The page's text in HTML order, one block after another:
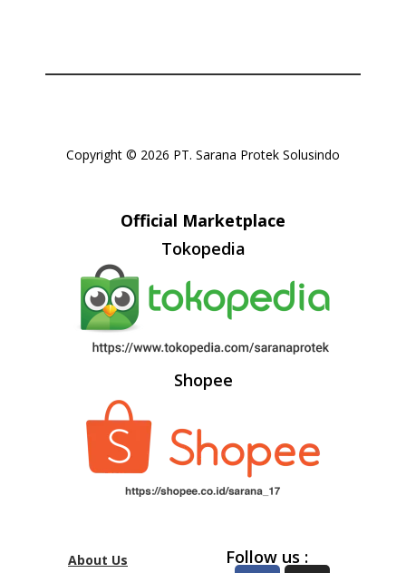
Copyright © 2026 PT. Sarana Protek Solusindo
Official Marketplace
Tokopedia
Shopee
About Us
Follow us :